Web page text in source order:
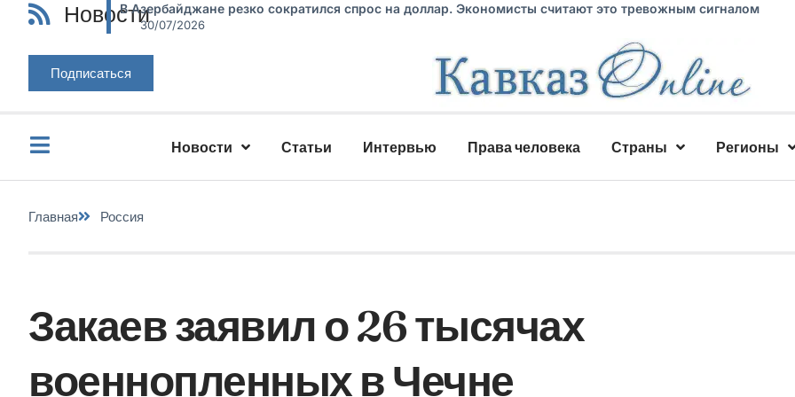
НовостиВ Азербайджане резко сократился спрос на доллар. Экономисты считают это тревожным сигналом
30/07/2026
Подписаться
Новости Статьи Интервью Права человека Страны Регионы
Главная Россия
Закаев заявил о 26 тысячах
военнопленных в Чечне